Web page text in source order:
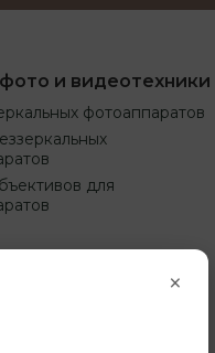
и видеотехники
фотоаппаратов
для
×